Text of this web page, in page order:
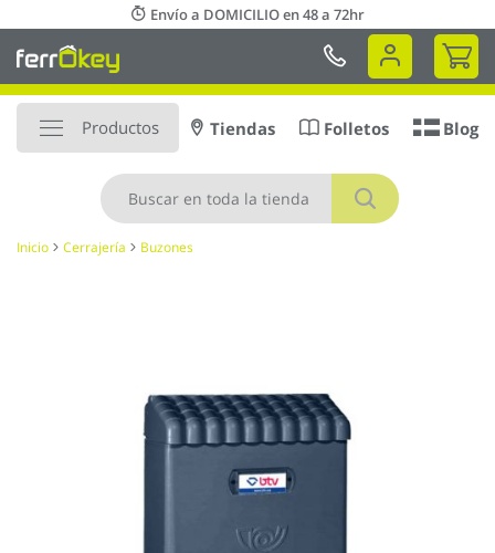
al
contenido
Envío a DOMICILIO en 48 a 72hr
Mi
Productos
Buscar
Tiendas Folletos Blog
Inicio Cerrajería Buzones